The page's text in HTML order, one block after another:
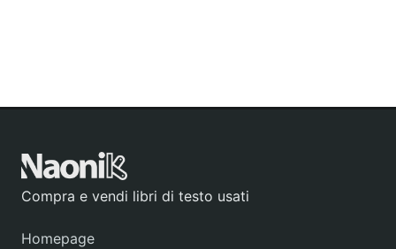
Compra e vendi libri di testo usati
Homepage